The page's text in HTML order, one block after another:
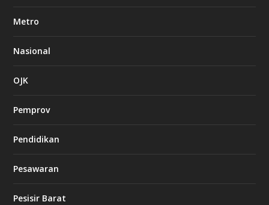
Metro
Nasional
OJK
Pemprov
Pendidikan
Pesawaran
Pesisir Barat